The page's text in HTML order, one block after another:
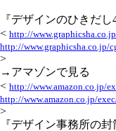
『デザインのひきだし4
< http://
http://www.graphicsha.co.jp/
>
→アマゾンで見る
< http://www.amazon.co.jp/
http://www.amazon.co.jp/
>
『デザイン事務所の